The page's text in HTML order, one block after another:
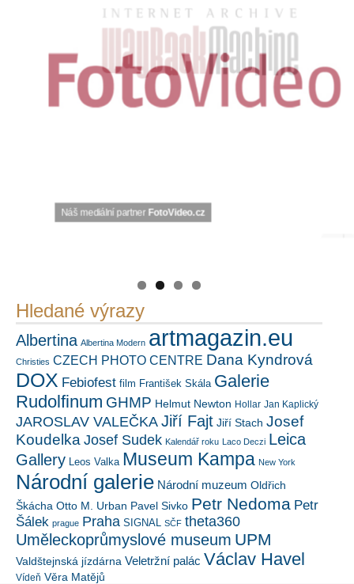
Hledané výrazy
Albertina Albertina Modern artmagazin.eu
Christies CZECH PHOTO CENTRE Dana Kyndrová
DOX Febiofest film František Skála Galerie
Rudolfinum GHMP Helmut Newton Hollar Jan Kaplický
JAROSLAV VALEČKA Jiří Fajt Jiří Stach Josef
Koudelka Josef Sudek Kalendář roku Laco Deczi Leica
Gallery Leos Valka Museum Kampa New York
Národní galerie Národní muzeum Oldřich
Škácha Otto M. Urban Pavel Sivko Petr Nedoma Petr
Šálek prague Praha SIGNAL SČF theta360
Uměleckoprůmyslové museum UPM
Valdštejnská jízdárna Veletržní palác Václav Havel
Vídeň Věra Matějů